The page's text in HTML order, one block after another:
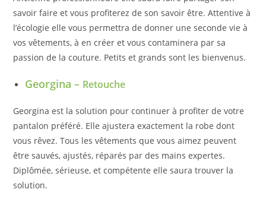
savoir faire et vous profiterez de son savoir être. Attentive à
l’écologie elle vous permettra de donner une seconde vie à
vos vêtements, à en créer et vous contaminera par sa
passion de la couture. Petits et grands sont les bienvenus.
Georgina – Retouche
Georgina est la solution pour continuer à profiter de votre
pantalon préféré. Elle ajustera exactement la robe dont
vous rêvez. Tous les vêtements que vous aimez peuvent
être sauvés, ajustés, réparés par des mains expertes.
Diplômée, sérieuse, et compétente elle saura trouver la
solution.